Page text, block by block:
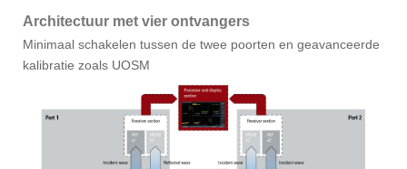
Architectuur met vier ontvangers
Minimaal schakelen tussen de twee poorten en geavanceerde
kalibratie zoals UOSM